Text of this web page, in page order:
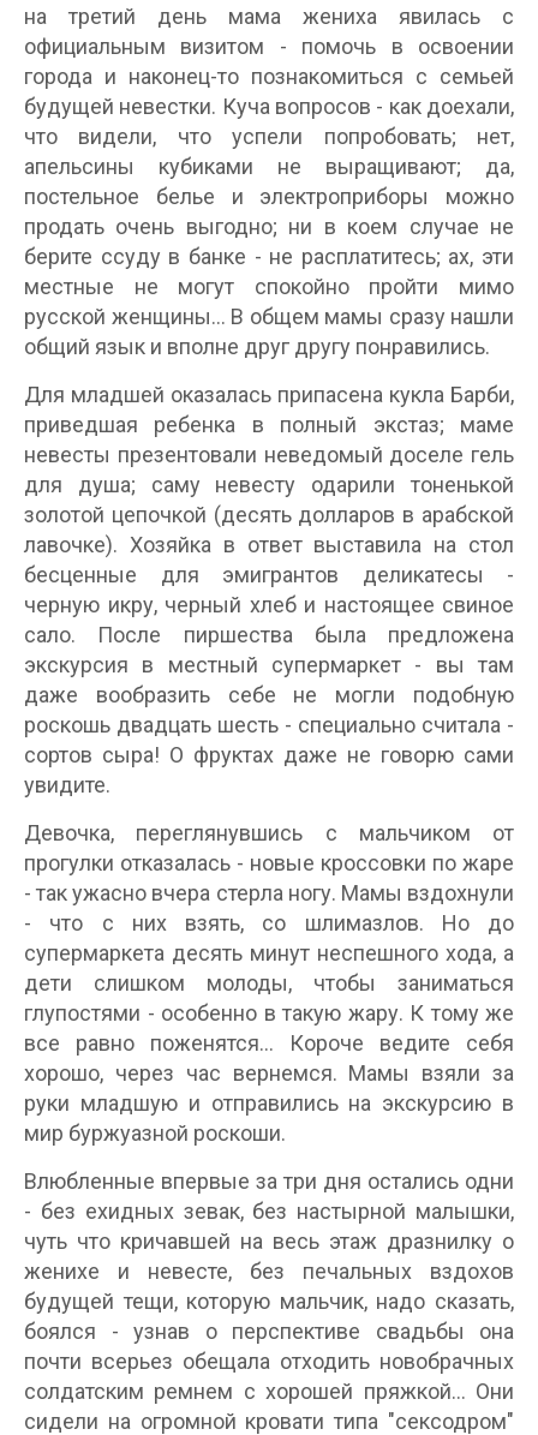
на третий день мама жениха явилась с
официальным визитом - помочь в освоении
города и наконец-то познакомиться с семьей
будущей невестки. Куча вопросов - как доехали,
что видели, что успели попробовать; нет,
апельсины кубиками не выращивают; да,
постельное белье и электроприборы можно
продать очень выгодно; ни в коем случае не
берите ссуду в банке - не расплатитесь; ах, эти
местные не могут спокойно пройти мимо
русской женщины... В общем мамы сразу нашли
общий язык и вполне друг другу понравились.
Для младшей оказалась припасена кукла Барби,
приведшая ребенка в полный экстаз; маме
невесты презентовали неведомый доселе гель
для душа; саму невесту одарили тоненькой
золотой цепочкой (десять долларов в арабской
лавочке). Хозяйка в ответ выставила на стол
бесценные для эмигрантов деликатесы -
черную икру, черный хлеб и настоящее свиное
сало. После пиршества была предложена
экскурсия в местный супермаркет - вы там
даже вообразить себе не могли подобную
роскошь двадцать шесть - специально считала -
сортов сыра! О фруктах даже не говорю сами
увидите.
Девочка, переглянувшись с мальчиком от
прогулки отказалась - новые кроссовки по жаре
- так ужасно вчера стерла ногу. Мамы вздохнули
- что с них взять, со шлимазлов. Hо до
супермаркета десять минут неспешного хода, а
дети слишком молоды, чтобы заниматься
глупостями - особенно в такую жару. К тому же
все равно поженятся... Короче ведите себя
хорошо, через час вернемся. Мамы взяли за
руки младшую и отправились на экскурсию в
мир буржуазной роскоши.
Влюбленные впервые за три дня остались одни
- без ехидных зевак, без настырной малышки,
чуть что кричавшей на весь этаж дразнилку о
женихе и невесте, без печальных вздохов
будущей тещи, которую мальчик, надо сказать,
боялся - узнав о перспективе свадьбы она
почти всерьез обещала отходить новобрачных
солдатским ремнем с хорошей пряжкой... Они
сидели на огромной кровати типа "сексодром"